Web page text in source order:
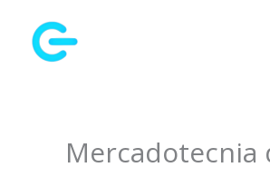
contenido
Mercadotecnia